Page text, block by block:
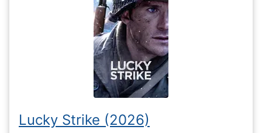
Lucky Strike (2026)